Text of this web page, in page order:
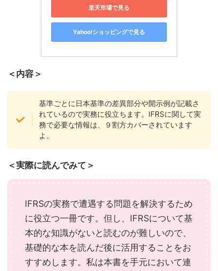
楽天市場で見る
Yahoo!ショッピングで見る
＜内容＞
基準ごとに日本基準の差異部分や開示例が記載さ
れているので実務に役立ちます。IFRSに関して実
務で必要な情報は、９割方カバーされています
よ。
＜実際に読んでみて＞
IFRSの実務で遭遇する問題を解決するため
に役立つ一冊です。但し、IFRSについて基
本的な知識がないと読むのが難しいので、
基礎的な本を読んだ後に活用することをお
すすめします。私は本書を手元において連